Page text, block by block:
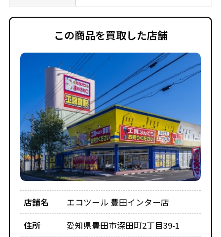
この商品を買取した店舗
店舗名
エコツール 豊田インター店
住所
愛知県豊田市深田町2丁目39-1